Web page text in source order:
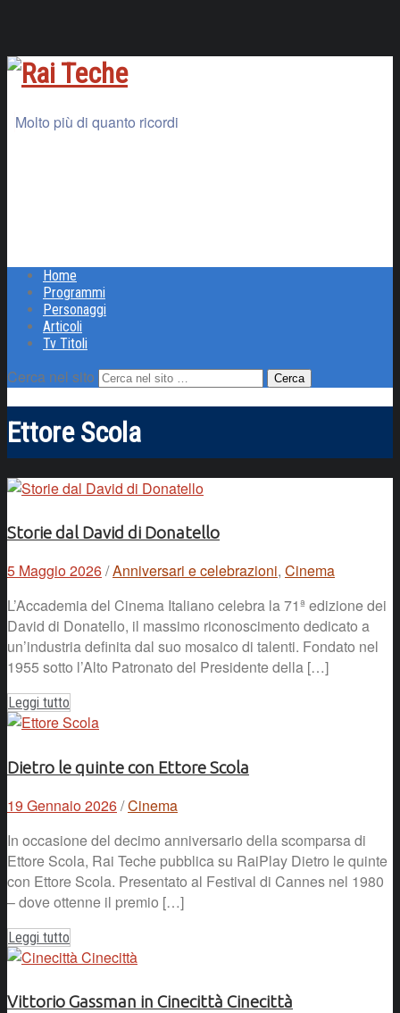
Molto più di quanto ricordi
Home
Programmi
Personaggi
Articoli
Tv Titoli
Cerca nel sito
Ettore Scola
Storie dal David di Donatello
5 Maggio 2026/Anniversari e celebrazioni, Cinema
L’Accademia del Cinema Italiano celebra la 71ª edizione dei
David di Donatello, il massimo riconoscimento dedicato a
un’industria definita dal suo mosaico di talenti. Fondato nel
1955 sotto l’Alto Patronato del Presidente della […]
Leggi tutto
Dietro le quinte con Ettore Scola
19 Gennaio 2026/Cinema
In occasione del decimo anniversario della scomparsa di
Ettore Scola, Rai Teche pubblica su RaiPlay Dietro le quinte
con Ettore Scola. Presentato al Festival di Cannes nel 1980
– dove ottenne il premio […]
Leggi tutto
Vittorio Gassman in Cinecittà Cinecittà